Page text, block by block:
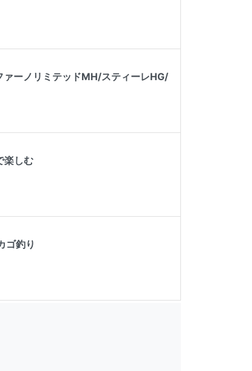
ーノリミテッドMH/スティーレHG/
楽しむ
ゴ釣り